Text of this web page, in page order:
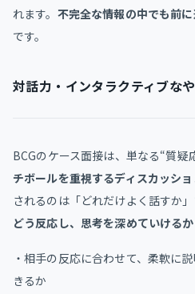
れます。 不完全な情報の中でも前
です。
対話力・インタラクティブな
BCGのケース面接は、単なる“質疑
チボールを重視するディスカッシ
されるのは「どれだけよく話すか
どう反応し、思考を深めていけるか
・相手の反応に合わせて、柔軟に
きるか